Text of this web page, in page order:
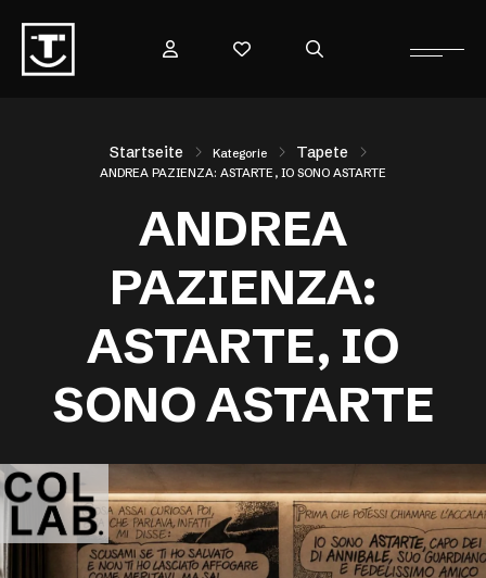
Startseite Kategorie Tapete
ANDREA PAZIENZA: ASTARTE, IO SONO ASTARTE
ANDREA
PAZIENZA:
ASTARTE, IO
SONO ASTARTE